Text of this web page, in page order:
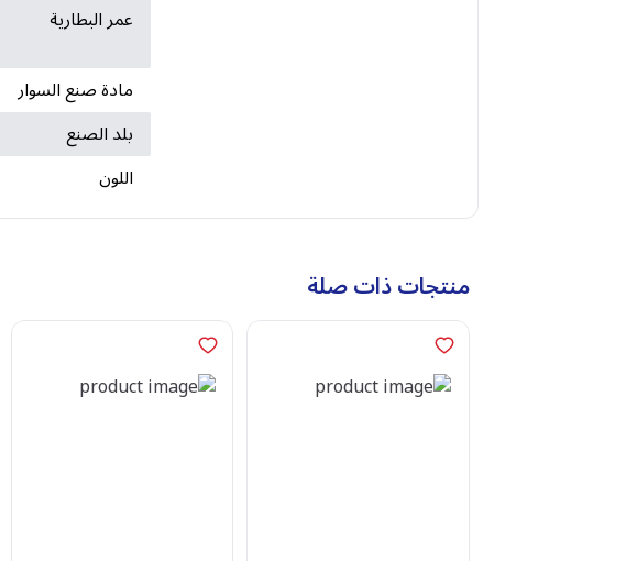
عمر البطارية
مادة صنع السوار
بلد الصنع
اللون
منتجات ذات صلة